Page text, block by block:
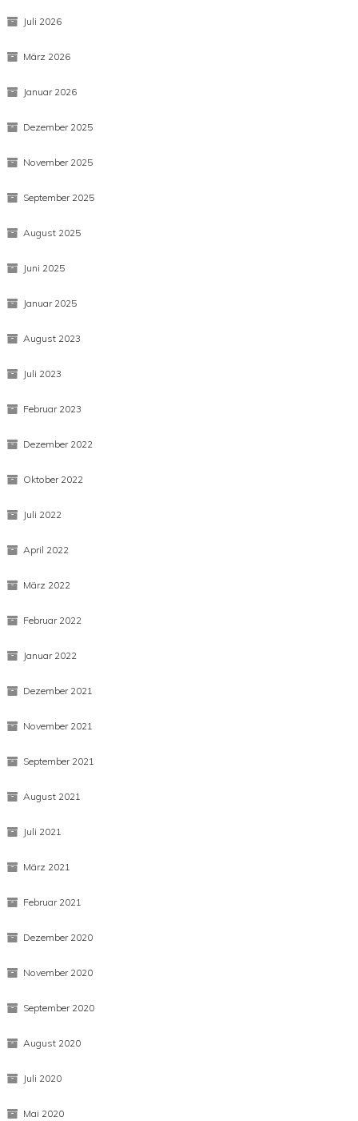
Juli 2026
März 2026
Januar 2026
Dezember 2025
November 2025
September 2025
August 2025
Juni 2025
Januar 2025
August 2023
Juli 2023
Februar 2023
Dezember 2022
Oktober 2022
Juli 2022
April 2022
März 2022
Februar 2022
Januar 2022
Dezember 2021
November 2021
September 2021
August 2021
Juli 2021
März 2021
Februar 2021
Dezember 2020
November 2020
September 2020
August 2020
Juli 2020
Mai 2020